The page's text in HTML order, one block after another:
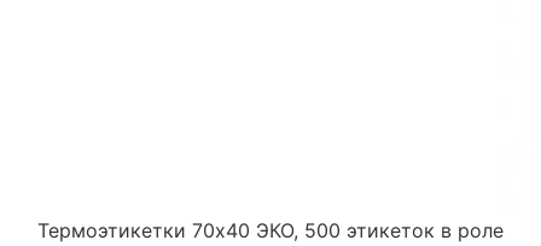
Термоэтикетки 70х40 ЭКО, 500 этикеток в роле